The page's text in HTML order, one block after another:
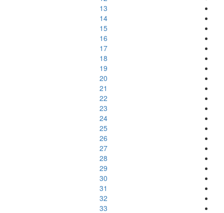
13
14
15
16
17
18
19
20
21
22
23
24
25
26
27
28
29
30
31
32
33